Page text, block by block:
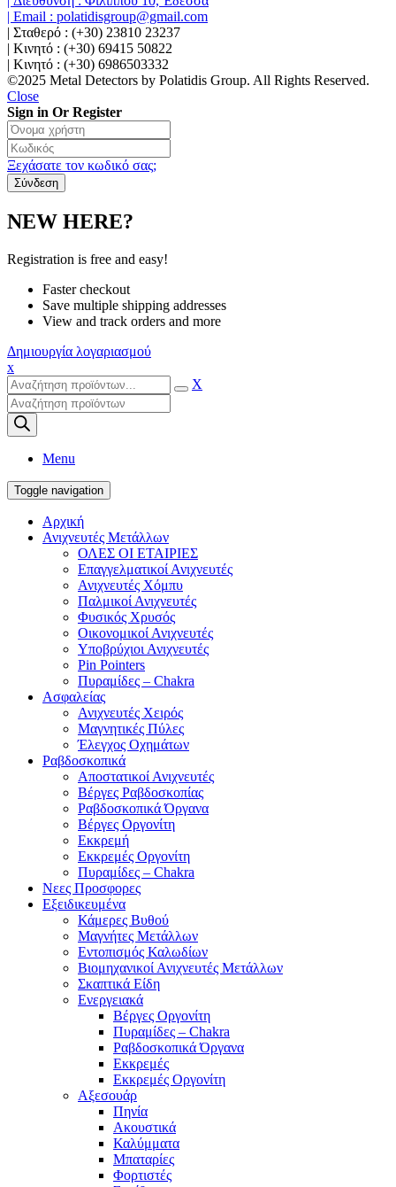
| Email : polatidisgroup@gmail.com
| Σταθερό : (+30) 23810 23237
| Κινητό : (+30) 69415 50822
| Κινητό : (+30) 6986503332
©2025 Metal Detectors by Polatidis Group. All Rights Reserved.
Close
Sign in Or Register
Ξεχάσατε τον κωδικό σας;
NEW HERE?
Registration is free and easy!
Faster checkout
Save multiple shipping addresses
View and track orders and more
Δημιουργία λογαριασμού
x
X
Products
search
Menu
Toggle navigation
Αρχική
Ανιχνευτές Μετάλλων
ΟΛΕΣ ΟΙ ΕΤΑΙΡΙΕΣ
Επαγγελματικοί Ανιχνευτές
Ανιχνευτές Χόμπυ
Παλμικοί Ανιχνευτές
Φυσικός Χρυσός
Οικονομικοί Ανιχνευτές
Υποβρύχιοι Ανιχνευτές
Pin Pointers
Πυραμίδες – Chakra
Ασφαλείας
Ανιχνευτές Χειρός
Μαγνητικές Πύλες
Έλεγχος Οχημάτων
Ραβδοσκοπικά
Αποστατικοί Ανιχνευτές
Βέργες Ραβδοσκοπίας
Ραβδοσκοπικά Όργανα
Βέργες Οργονίτη
Εκκρεμή
Εκκρεμές Οργονίτη
Πυραμίδες – Chakra
Νεες Προσφορες
Εξειδικευμένα
Κάμερες Βυθού
Μαγνήτες Μετάλλων
Εντοπισμός Καλωδίων
Βιομηχανικοί Ανιχνευτές Μετάλλων
Σκαπτικά Είδη
Ενεργειακά
Βέργες Οργονίτη
Πυραμίδες – Chakra
Ραβδοσκοπικά Όργανα
Εκκρεμές
Εκκρεμές Οργονίτη
Αξεσουάρ
Πηνία
Ακουστικά
Καλύμματα
Μπαταρίες
Φορτιστές